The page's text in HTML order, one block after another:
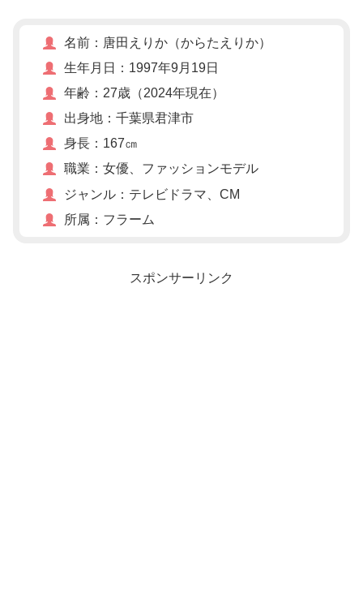
名前：唐田えりか（からたえりか）
生年月日：1997年9月19日
年齢：27歳（2024年現在）
出身地：千葉県君津市
身長：167㎝
職業：女優、ファッションモデル
ジャンル：テレビドラマ、CM
所属：フラーム
スポンサーリンク